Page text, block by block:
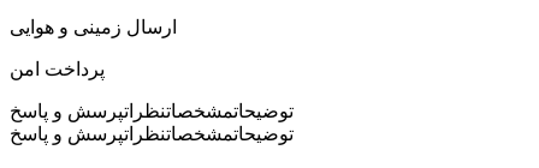
ارسال زمینی و هوایی
پرداخت امن
توضیحاتمشخصاتنظراتپرسش و پاسخ
توضیحاتمشخصاتنظراتپرسش و پاسخ